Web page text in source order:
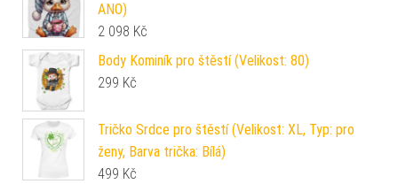
ANO)
2 098 Kč
Body Kominík pro štěstí (Velikost: 80)
299 Kč
Tričko Srdce pro štěstí (Velikost: XL, Typ: pro
ženy, Barva trička: Bílá)
499 Kč